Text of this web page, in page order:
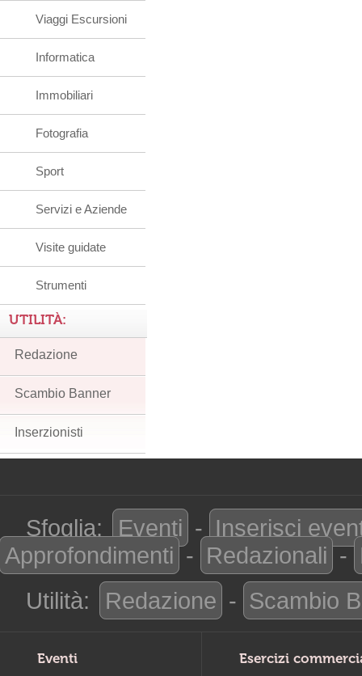
Viaggi Escursioni
Informatica
Immobiliari
Fotografia
Sport
Servizi e Aziende
Visite guidate
Strumenti
UTILITÀ:
Redazione
Scambio Banner
Inserzionisti
Sfoglia: Eventi - Inserisci
Approfondimenti - Redazionali -
Utilità:
Redazione - Scambio
Eventi Esercizi